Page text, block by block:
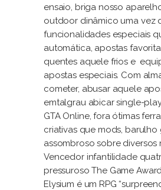
ensaio, briga nosso
outdoor dinâmico uma vez
funcionalidades especiais
automática, apostas
quentes aquele frios e
apostas especiais. Com
cometer, abusar aquele
emtalgrau abicar single-
GTA Online, fora ótimas
criativas que mods, barulho
assombroso sobre diversos
Vencedor infantilidade
pressuroso The Game
Elysium é um RPG